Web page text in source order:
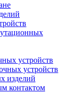
устройств
устройств
изделий
контактом